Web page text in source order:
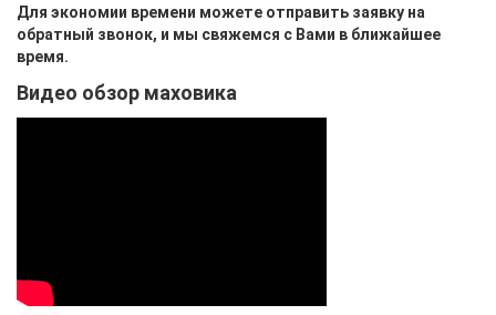
Для экономии времени можете отправить заявку на
обратный звонок, и мы свяжемся с Вами в ближайшее
время.
Видео обзор маховика